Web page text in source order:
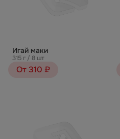
Игай маки
315 г / 8 шт
От 310 ₽